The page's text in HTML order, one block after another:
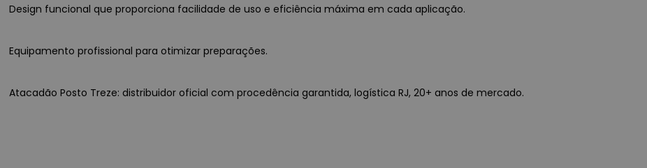
Design funcional que proporciona facilidade de uso e eficiência máxima em cada aplicação.
Equipamento profissional para otimizar preparações.
Atacadão Posto Treze: distribuidor oficial com procedência garantida, logística RJ, 20+ anos de mercado.